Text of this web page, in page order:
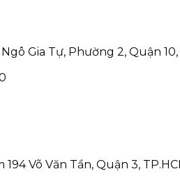
Gia Tự, Phường 2, Quận 10,
Võ Văn Tần, Quận 3,